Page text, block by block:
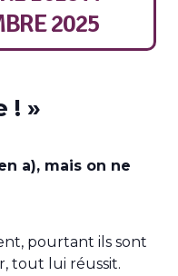
2025
! »
a), mais on ne
pourtant ils sont
tout lui réussit.